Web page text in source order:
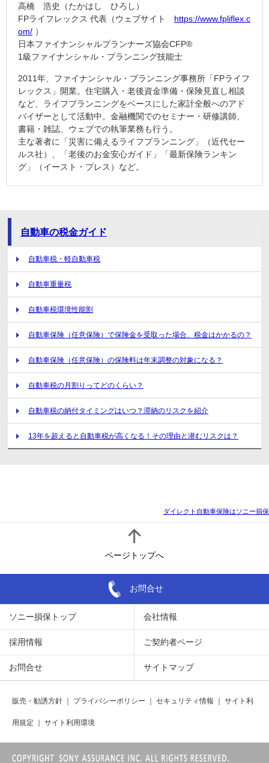
高橋 浩史（たかはし ひろし）
FPライフレックス 代表（ウェブサイト https://www.fpliflex.c
om/ ）
日本ファイナンシャルプランナーズ協会CFP®
1級ファイナンシャル・プランニング技能士
2011年、ファイナンシャル・プランニング事務所「FPライフ
レックス」開業。住宅購入・老後資金準備・保険見直し相談
など、ライフプランニングをベースにした家計全般へのアド
バイザーとして活動中。金融機関でのセミナー・研修講師、
書籍・雑誌、ウェブでの執筆業務も行う。
主な著者に「災害に備えるライフプランニング」（近代セー
ルス社）、「老後のお金安心ガイド」「最新保険ランキン
グ」（イースト・プレス）など。
自動車の税金ガイド
自動車税・軽自動車税
自動車重量税
自動車税環境性能割
自動車保険（任意保険）で保険金を受取った場合、税金はかかるの？
自動車保険（任意保険）の保険料は年末調整の対象になる？
自動車税の月割りってどのくらい？
自動車税の納付タイミングはいつ？滞納のリスクを紹介
13年を超えると自動車税が高くなる！その理由と潜むリスクは？
ダイレクト自動車保険はソニー損保
ページトップへ
お問合せ
ソニー損保トップ 会社情報
採用情報 ご契約者ページ
お問合せ サイトマップ
販売・勧誘方針 ｜ プライバシーポリシー ｜ セキュリティ情報 ｜ サイト利
用規定 ｜ サイト利用環境